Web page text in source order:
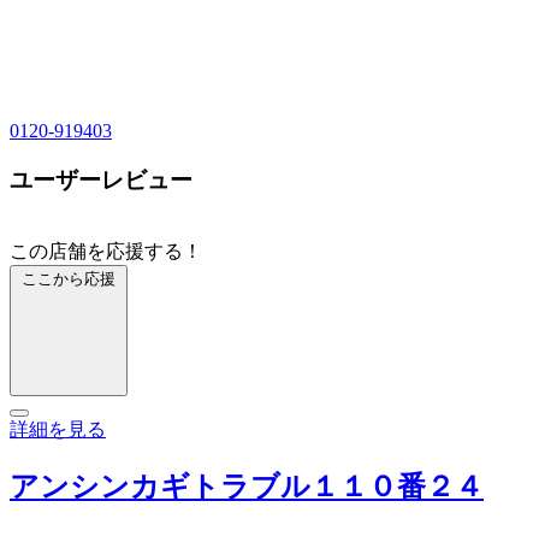
0120-919403
ユーザーレビュー
この店舗を応援する！
ここから応援
詳細を見る
アンシンカギトラブル１１０番２４